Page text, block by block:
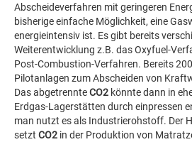
Abscheideverfahren mit geringeren
bisherige einfache Möglichkeit, eine
energieintensiv ist. Es gibt bereits
Weiterentwicklung z.B. das Oxyfuel-
Post-Combustion-Verfahren. Bereits
Pilotanlagen zum Abscheiden von
Das abgetrennteCO2 könnte dann in
Erdgas-Lagerstätten durch einpressen
man nutzt es als Industrierohstoff. Der
setzt CO2 in der Produktion von